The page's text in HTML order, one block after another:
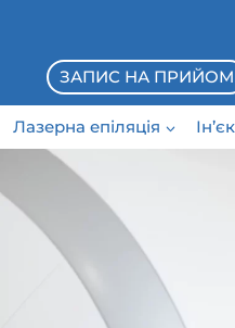
ЗАПИС НА ПРИЙОМ
Лазерна епіляція